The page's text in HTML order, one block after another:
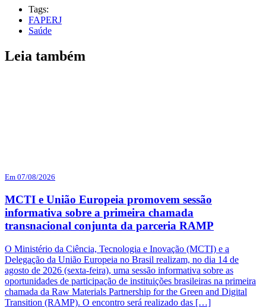
Tags:
FAPERJ
Saúde
Leia também
Em 07/08/2026
MCTI e União Europeia promovem sessão
informativa sobre a primeira chamada
transnacional conjunta da parceria RAMP
O Ministério da Ciência, Tecnologia e Inovação (MCTI) e a
Delegação da União Europeia no Brasil realizam, no dia 14 de
agosto de 2026 (sexta-feira), uma sessão informativa sobre as
oportunidades de participação de instituições brasileiras na primeira
chamada da Raw Materials Partnership for the Green and Digital
Transition (RAMP). O encontro será realizado das […]